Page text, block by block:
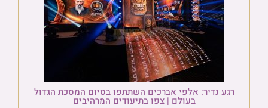
רגע נדיר: אלפי אברכים השתתפו בסיום המסכת הגדול
בעולם | צפו בתיעודים המרהיבים